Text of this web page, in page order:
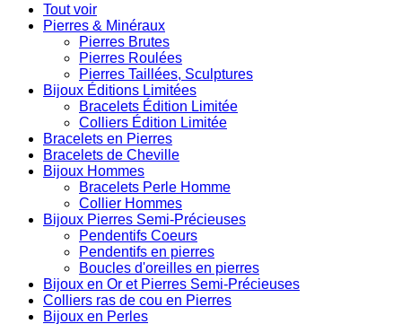
Tout voir
Pierres & Minéraux
Pierres Brutes
Pierres Roulées
Pierres Taillées, Sculptures
Bijoux Éditions Limitées
Bracelets Édition Limitée
Colliers Édition Limitée
Bracelets en Pierres
Bracelets de Cheville
Bijoux Hommes
Bracelets Perle Homme
Collier Hommes
Bijoux Pierres Semi-Précieuses
Pendentifs Coeurs
Pendentifs en pierres
Boucles d'oreilles en pierres
Bijoux en Or et Pierres Semi-Précieuses
Colliers ras de cou en Pierres
Bijoux en Perles